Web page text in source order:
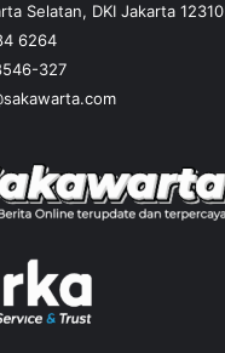
Selatan, DKI Jakarta 12310
6264
327